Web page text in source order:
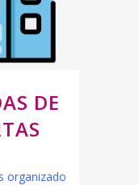
DE
organizado